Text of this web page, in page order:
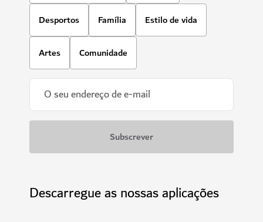
Desportos Família Estilo de vida
Artes Comunidade
Descarregue as nossas aplicações